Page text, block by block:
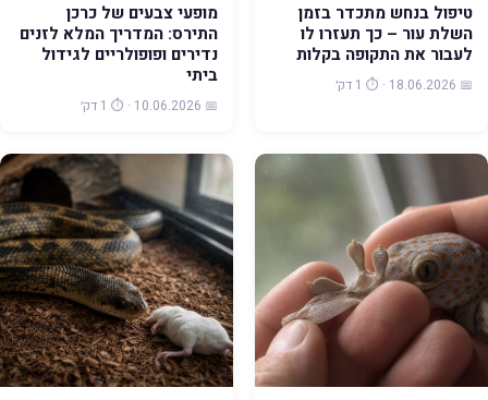
טיפול בנחש מתכדר בזמן
השלת עור – כך תעזרו לו
לעבור את התקופה בקלות
📅 18.06.2026 · ⏱️ 1 דק׳
מופעי צבעים של כרכן
התירס: המדריך המלא לזנים
נדירים ופופולריים לגידול
ביתי
📅 10.06.2026 · ⏱️ 1 דק׳